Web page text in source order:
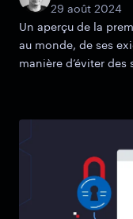
29 août 2024
Un aperçu de la
au monde, de ses
manière d’éviter